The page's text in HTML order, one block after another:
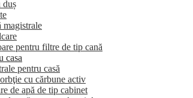
duș
magistrale
pentru filtre de tip cană
casa
pentru casă
cu cărbune activ
de apă de tip cabinet